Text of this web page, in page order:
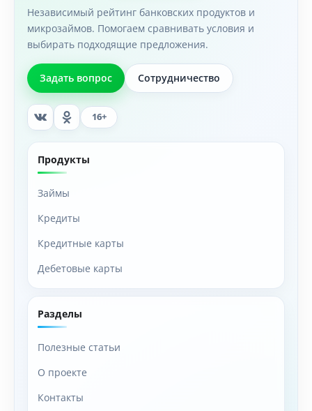
Независимый рейтинг банковских продуктов и
микрозаймов. Помогаем сравнивать условия и
выбирать подходящие предложения.
Задать вопрос Сотрудничество
16+
Продукты
Займы
Кредиты
Кредитные карты
Дебетовые карты
Разделы
Полезные статьи
О проекте
Контакты